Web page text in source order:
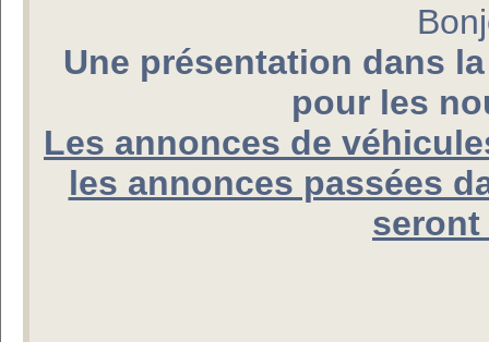
Une présentation dans
pour les
Les annonces de
les annonces passées
seront